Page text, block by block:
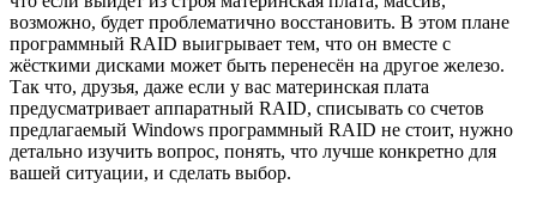
возможно, будет проблематично восстановить. В этом плане
программный RAID выигрывает тем, что он вместе с
жёсткими дисками может быть перенесён на другое железо.
Так что, друзья, даже если у вас материнская плата
предусматривает аппаратный RAID, списывать со счетов
предлагаемый Windows программный RAID не стоит, нужно
детально изучить вопрос, понять, что лучше конкретно для
вашей ситуации, и сделать выбор.